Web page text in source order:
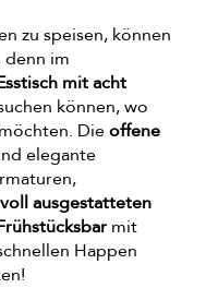
zu speisen, können
denn im
mit acht
können, wo
Dieoffene
elegante
voll ausgestatteten
mit
Happen